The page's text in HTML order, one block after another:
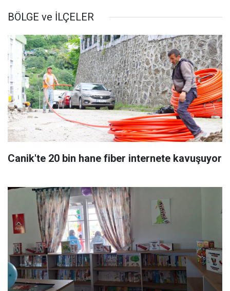
BÖLGE ve İLÇELER
Canik'te 20 bin hane fiber internete kavuşuyor